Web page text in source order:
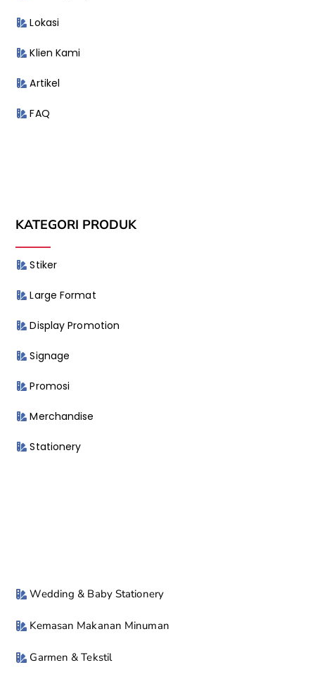
Lokasi
Klien Kami
Artikel
FAQ
KATEGORI PRODUK
Stiker
Large Format
Display Promotion
Signage
Promosi
Merchandise
Stationery
Wedding & Baby Stationery
Kemasan Makanan Minuman
Garmen & Tekstil